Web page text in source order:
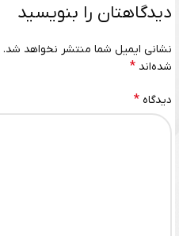
دیدگاهتان را بنویسید
نشانی ایمیل شما منتشر نخواهد شد.
شده‌اند *
دیدگاه *